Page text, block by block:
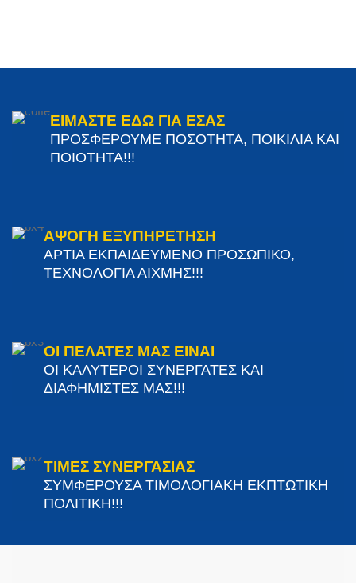
ΕΙΜΑΣΤΕ ΕΔΩ ΓΙΑ ΕΣΑΣ
ΠΡΟΣΦΕΡΟΥΜΕ ΠΟΣΟΤΗΤΑ, ΠΟΙΚΙΛΙΑ ΚΑΙ
ΠΟΙΟΤΗΤΑ!!!
ΑΨΟΓΗ ΕΞΥΠΗΡΕΤΗΣΗ
ΑΡΤΙΑ ΕΚΠΑΙΔΕΥΜΕΝΟ ΠΡΟΣΩΠΙΚΟ,
ΤΕΧΝΟΛΟΓΙΑ ΑΙΧΜΗΣ!!!
ΟΙ ΠΕΛΑΤΕΣ ΜΑΣ ΕΙΝΑΙ
ΟΙ ΚΑΛΥΤΕΡΟΙ ΣΥΝΕΡΓΑΤΕΣ ΚΑΙ
ΔΙΑΦΗΜΙΣΤΕΣ ΜΑΣ!!!
ΤΙΜΕΣ ΣΥΝΕΡΓΑΣΙΑΣ
ΣΥΜΦΕΡΟΥΣΑ ΤΙΜΟΛΟΓΙΑΚΗ ΕΚΠΤΩΤΙΚΗ
ΠΟΛΙΤΙΚΗ!!!